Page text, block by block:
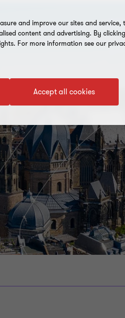
and improve our sites and service,
content and advertising. By
For more information see our
Accept all cookies